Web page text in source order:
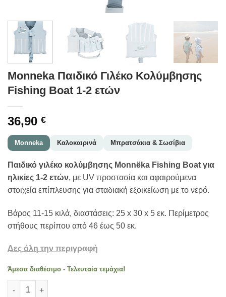
Monneka Παιδικό Γιλέκο Κολύμβησης
Fishing Boat 1-2 ετών
36,90 €
Monneka Καλοκαιρινά Μπρατσάκια & Σωσίβια
Παιδικό γιλέκο κολύμβησης Monnëka Fishing Boat για
ηλικίες 1-2 ετών, με UV προστασία και αφαιρούμενα
στοιχεία επίπλευσης για σταδιακή εξοικείωση με το νερό.
Βάρος 11-15 κιλά, διαστάσεις: 25 x 30 x 5 εκ. Περίμετρος
στήθους περίπου από 46 έως 50 εκ.
Δες όλη την περιγραφή
Άμεσα διαθέσιμο - Τελευταία τεμάχια!
Monneka Παιδικό Γιλέκο Κολύμβησης Fishing Boat 1-2 ετών